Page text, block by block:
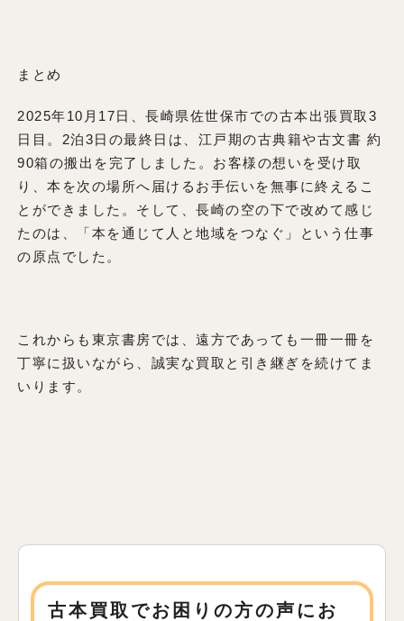
まとめ
2025年10月17日、長崎県佐世保市での古本出張買取3
日目。2泊3日の最終日は、江戸期の古典籍や古文書 約
90箱の搬出を完了しました。お客様の想いを受け取
り、本を次の場所へ届けるお手伝いを無事に終えるこ
とができました。そして、長崎の空の下で改めて感じ
たのは、「本を通じて人と地域をつなぐ」という仕事
の原点でした。
これからも東京書房では、遠方であっても一冊一冊を
丁寧に扱いながら、誠実な買取と引き継ぎを続けてま
いります。
古本買取でお困りの方の声にお